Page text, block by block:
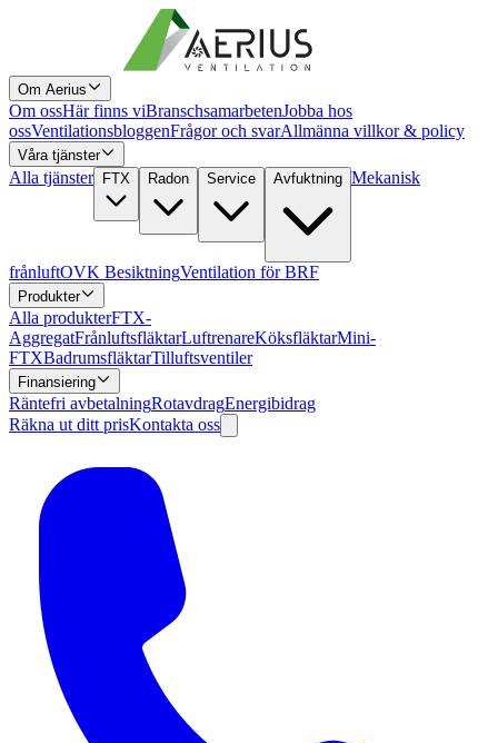
Om Aerius
Om ossHär finns viBranschsamarbetenJobba hos
ossVentilationsbloggenFrågor och svarAllmänna villkor & policy
Våra tjänster
Alla tjänster FTX Radon Service Avfuktning Mekanisk
frånluftOVK BesiktningVentilation för BRF
Produkter
Alla produkterFTX-
AggregatFrånluftsfläktarLuftrenareKöksfläktarMini-
FTXBadrumsfläktarTilluftsventiler
Finansiering
Räntefri avbetalningRotavdragEnergibidrag
Räkna ut ditt prisKontakta oss